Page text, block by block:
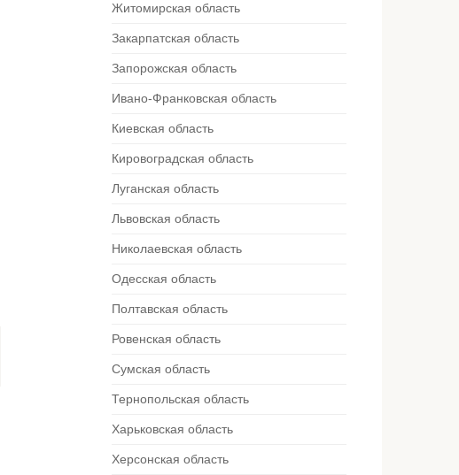
Житомирская область
Закарпатская область
Запорожская область
Ивано-Франковская область
Киевская область
Кировоградская область
Луганская область
Львовская область
Николаевская область
Одесская область
Полтавская область
Ровенская область
Сумская область
Тернопольская область
Харьковская область
Херсонская область